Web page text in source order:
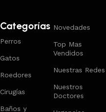
Categorías
Perros
Gatos
Roedores
Cirugías
Baños y
Novedades
Top Mas
Vendidos
Nuestras Redes
Nuestros
Doctores